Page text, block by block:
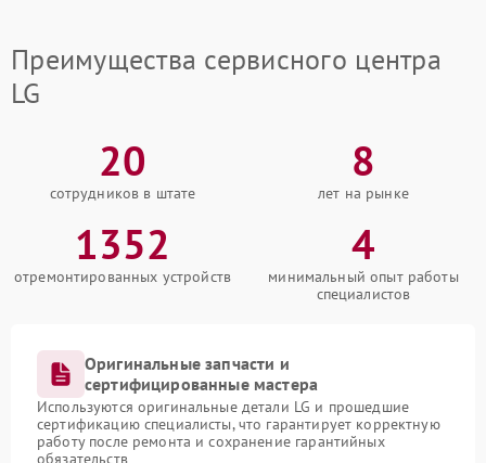
Преимущества сервисного центра
LG
20
сотрудников в штате
8
лет на рынке
1352
отремонтированных устройств
4
минимальный опыт работы
специалистов
Оригинальные запчасти и
сертифицированные мастера
Используются оригинальные детали LG и прошедшие
сертификацию специалисты, что гарантирует корректную
работу после ремонта и сохранение гарантийных
обязательств